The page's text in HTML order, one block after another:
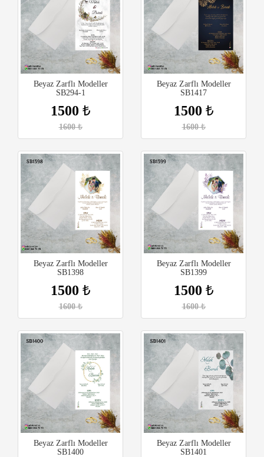
Beyaz Zarflı Modeller
SB294-1
1500 ₺
1600₺
Beyaz Zarflı Modeller
SB1417
1500 ₺
1600₺
Beyaz Zarflı Modeller
SB1398
1500 ₺
1600₺
Beyaz Zarflı Modeller
SB1399
1500 ₺
1600₺
Beyaz Zarflı Modeller
SB1400
Beyaz Zarflı Modeller
SB1401